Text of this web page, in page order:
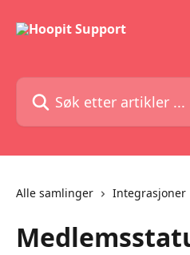
Søk etter artikler ...
Alle samlinger Integrasjoner